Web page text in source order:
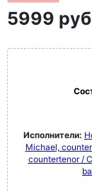
5999
Исполнители:
Michael,
countertenor /